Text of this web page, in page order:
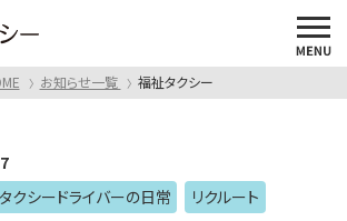
ニュー
閉
お知らせ一覧 福祉タクシー
タクシードライバーの日常 リクルート